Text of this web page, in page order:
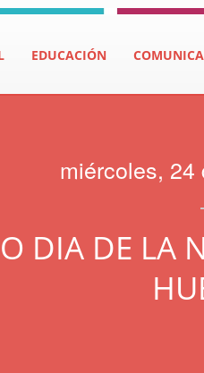
EDUCACIÓN
miércoles, 24
DIA DE LA